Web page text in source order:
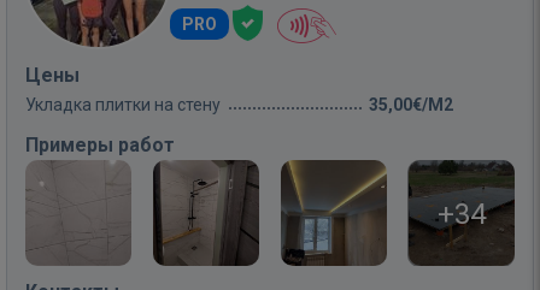
PRO
Цены
Укладка плитки на стену 35,00€/M2
Примеры работ
+34